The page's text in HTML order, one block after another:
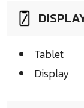
Tablet
Display